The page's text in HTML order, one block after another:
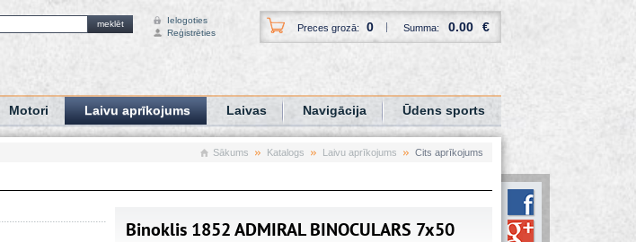
meklēt
Ielogoties
Reģistrēties
Preces grozā: 0 Summa: 0.00 €
Motori Laivu aprīkojums Laivas Navigācija Ūdens sports
Sākums Katalogs Laivu aprīkojums Cits aprīkojums
Binoklis 1852 ADMIRAL BINOCULARS 7x50